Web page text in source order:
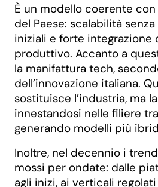
È un modello coerente
del Paese: scalabilità
iniziali e forte integrazione
produttivo. Accanto a
la manifattura tech,
dell’innovazione italiana.
sostituisce l’industria, ma
innestandosi nelle filiere
generando modelli più
Inoltre, nel decennio i
mossi per ondate: dalle
agli inizi, ai verticali